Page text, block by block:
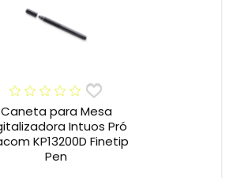
Caneta para Mesa
Intuos Pró
KP13200D Finetip
Pen